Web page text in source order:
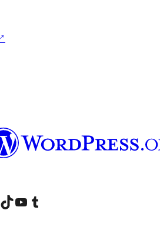
TikTok アカウントへYouTube チャンネルへ Tumblr アカウントへ